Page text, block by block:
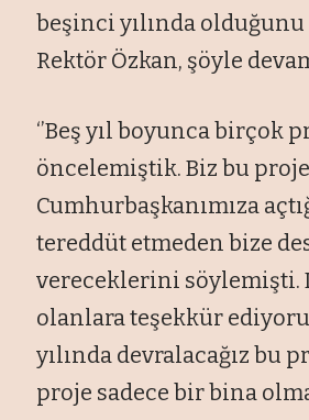
beşinci yılında olduğunu
Rektör Özkan, şöyle
‘’Beş yıl boyunca birçok
öncelemiştik. Biz bu
Cumhurbaşkanımıza
tereddüt etmeden bize
vereceklerini söylemişti.
olanlara teşekkür
yılında devralacağız bu
proje sadece bir bina